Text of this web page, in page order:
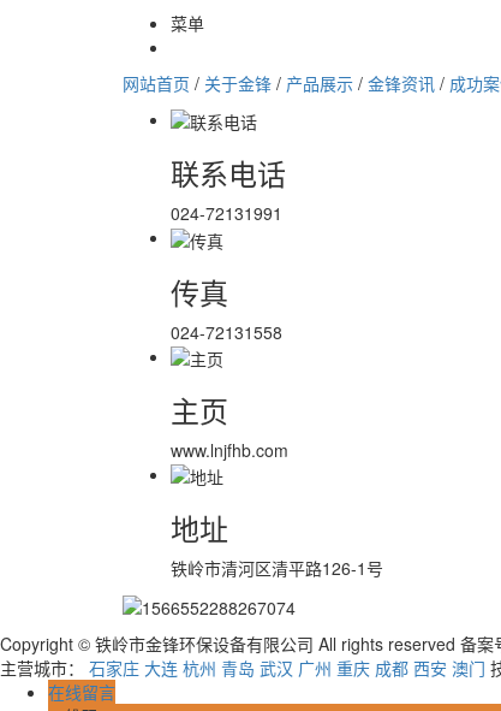
菜单
网站首页 / 关于金锋 / 产品展示 / 金锋资讯 / 成功
联系电话
024-72131991
传真
024-72131558
主页
www.lnjfhb.com
地址
铁岭市清河区清平路126-1号
Copyright © 铁岭市金锋环保设备有限公司 All rights reserved 备案
主营城市： 石家庄 大连 杭州 青岛 武汉 广州 重庆 成都 西安 澳门
在线留言